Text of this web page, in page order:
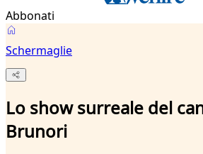
Abbonati
Schermaglie
Lo show surreale del
Brunori